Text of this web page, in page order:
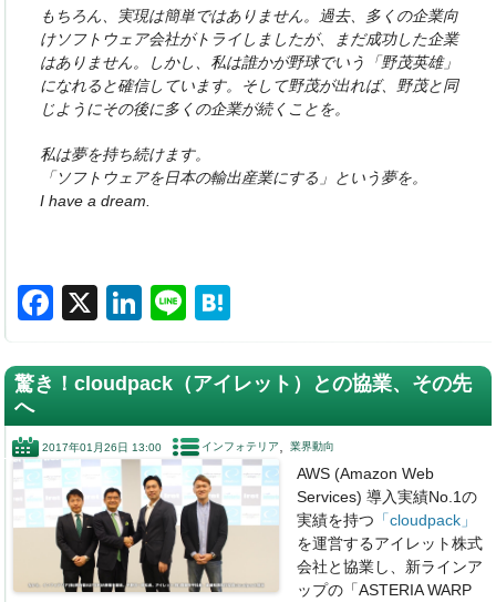
もちろん、実現は簡単ではありません。過去、多くの企業向
けソフトウェア会社がトライしましたが、まだ成功した企業
はありません。しかし、私は誰かが野球でいう「野茂英雄」
になれると確信しています。そして野茂が出れば、野茂と同
じようにその後に多くの企業が続くことを。
私は夢を持ち続けます。
「ソフトウェアを日本の輸出産業にする」という夢を。
I have a dream.
F
c
b
o
o
k
X
Li
k
dI
n
Li
e
e
a
驚き！cloudpack（アイレット）との協業、その先
へ
2017年01月26日 13:00 インフォテリア 業界動向
AWS (Amazon Web
Services) 導入実績No.1の
実績を持つ 「cloudpack」
を運営するアイレット株式
会社と協業し、新ラインア
ップの「ASTERIA WARP